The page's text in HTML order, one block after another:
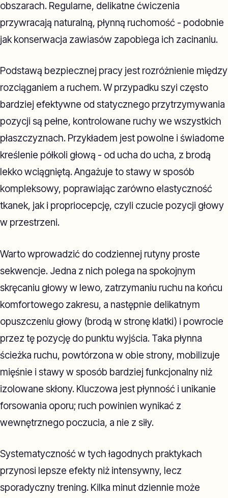
obszarach. Regularne, delikatne ćwiczenia
przywracają naturalną, płynną ruchomość - podobnie
jak konserwacja zawiasów zapobiega ich zacinaniu.
Podstawą bezpiecznej pracy jest rozróżnienie między
rozciąganiem a ruchem. W przypadku szyi często
bardziej efektywne od statycznego przytrzymywania
pozycji są pełne, kontrolowane ruchy we wszystkich
płaszczyznach. Przykładem jest powolne i świadome
kreślenie półkoli głową - od ucha do ucha, z brodą
lekko wciągniętą. Angażuje to stawy w sposób
kompleksowy, poprawiając zarówno elastyczność
tkanek, jak i propriocepcję, czyli czucie pozycji głowy
w przestrzeni.
Warto wprowadzić do codziennej rutyny proste
sekwencje. Jedna z nich polega na spokojnym
skręcaniu głowy w lewo, zatrzymaniu ruchu na końcu
komfortowego zakresu, a następnie delikatnym
opuszczeniu głowy (brodą w stronę klatki) i powrocie
przez tę pozycję do punktu wyjścia. Taka płynna
ścieżka ruchu, powtórzona w obie strony, mobilizuje
mięśnie i stawy w sposób bardziej funkcjonalny niż
izolowane skłony. Kluczowa jest płynność i unikanie
forsowania oporu; ruch powinien wynikać z
wewnętrznego poczucia, a nie z siły.
Systematyczność w tych łagodnych praktykach
przynosi lepsze efekty niż intensywny, lecz
sporadyczny trening. Kilka minut dziennie może